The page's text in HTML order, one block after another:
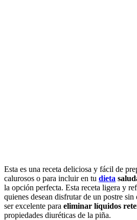
Esta es una receta deliciosa y fácil de
calurosos o para incluir en tu dieta
la opción perfecta. Esta receta ligera y
quienes desean disfrutar de un postre
ser excelente para eliminar líquidos
propiedades diuréticas de la piña.